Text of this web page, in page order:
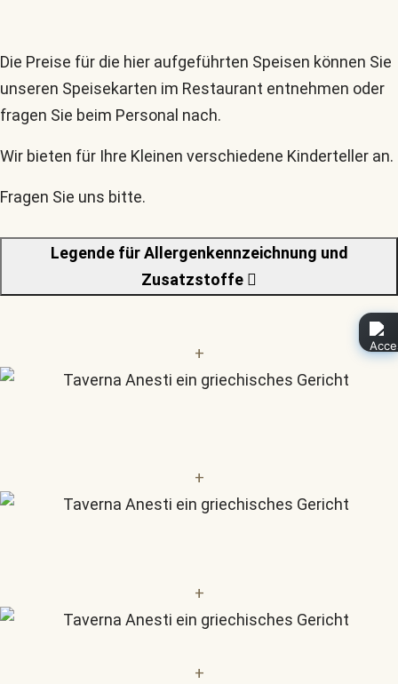
Die Preise für die hier aufgeführten Speisen können Sie
unseren Speisekarten im Restaurant entnehmen oder
fragen Sie beim Personal nach.
Wir bieten für Ihre Kleinen verschiedene Kinderteller an.
Fragen Sie uns bitte.
Legende für Allergenkennzeichnung und
Zusatzstoffe
+
+
+
+